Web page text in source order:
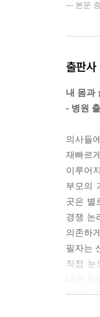
--- 본문
출판사
내 몸과
- 병원
의사들
재빠르
이루어
부모의
곳은 별
경쟁 논
의존하
필자는
직접 눈
선택이